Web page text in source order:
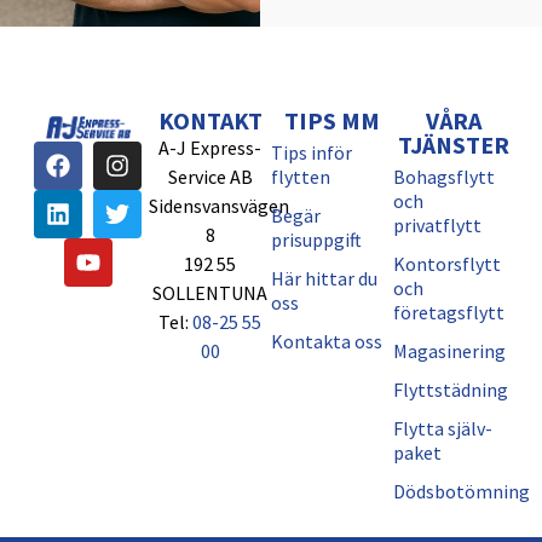
KONTAKT
A-J Express-
Service AB
Sidensvansvägen
8
192 55
SOLLENTUNA
Tel:08-25 55
00
TIPS MM
Tips inför
flytten
Begär
prisuppgift
Här hittar du
oss
Kontakta oss
VÅRA
TJÄNSTER
Bohagsflytt
och
privatflytt
Kontorsflytt
och
företagsflytt
Magasinering
Flyttstädning
Flytta själv-
paket
Dödsbotömning